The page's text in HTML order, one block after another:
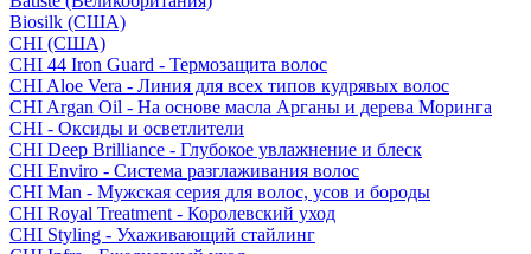
Biosilk (США)
CHI (США)
CHI 44 Iron Guard - Термозащита волос
CHI Aloe Vera - Линия для всех типов кудрявых волос
CHI Argan Oil - На основе масла Арганы и дерева Моринга
CHI - Оксиды и осветлители
CHI Deep Brilliance - Глубокое увлажнение и блеск
CHI Enviro - Система разглаживания волос
CHI Man - Мужская серия для волос, усов и бороды
CHI Royal Treatment - Королевский уход
CHI Styling - Ухаживающий стайлинг